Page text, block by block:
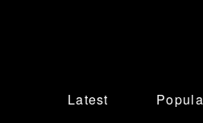
Latest